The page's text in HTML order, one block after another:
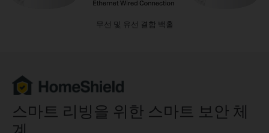
무선 및 유선 결합 백홀
스마트 리빙을 위한 스마트 보안 체
계